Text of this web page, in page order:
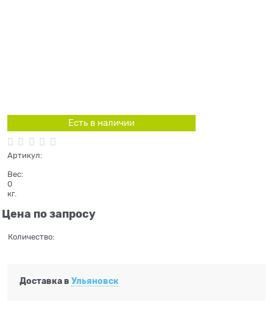
Есть в наличии
Артикул:
Вес:
0
кг.
Цена по запросу
Количество:
Доставка в Ульяновск